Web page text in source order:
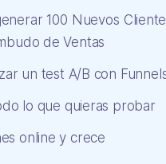
100 Nuevos
de Ventas
un test A/B con
lo que quieras probar
online y crece